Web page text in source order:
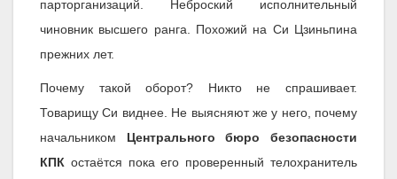
парторганизаций. Неброский исполнительный
чиновник высшего ранга. Похожий на Си Цзиньпина
прежних лет.
Почему такой оборот? Никто не спрашивает.
Товарищу Си виднее. Не выясняют же у него, почему
начальником Центрального бюро безопасности
КПК остаётся пока его проверенный телохранитель